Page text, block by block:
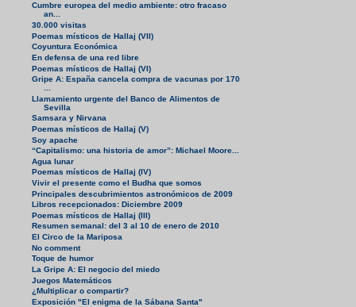
Cumbre europea del medio ambiente: otro fracaso
an...
30.000 visitas
Poemas místicos de Hallaj (VII)
Coyuntura Económica
En defensa de una red libre
Poemas místicos de Hallaj (VI)
Gripe A: España cancela compra de vacunas por 170
Llamamiento urgente del Banco de Alimentos de
Sevilla
Samsara y Nirvana
Poemas místicos de Hallaj (V)
Soy apache
“Capitalismo: una historia de amor”: Michael Moore...
Agua lunar
Poemas místicos de Hallaj (IV)
Vivir el presente como el Budha que somos
Principales descubrimientos astronómicos de 2009
Libros recepcionados: Diciembre 2009
Poemas místicos de Hallaj (III)
Resumen semanal: del 3 al 10 de enero de 2010
El Circo de la Mariposa
No comment
Toque de humor
La Gripe A: El negocio del miedo
Juegos Matemáticos
¿Multiplicar o compartir?
Exposición "El enigma de la Sábana Santa"